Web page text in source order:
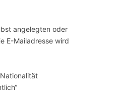
angelegten oder
E-Mailadresse wird